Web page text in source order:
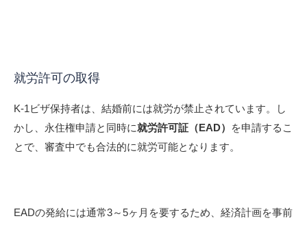
就労許可の取得
K-1ビザ保持者は、結婚前には就労が禁止されています。し
かし、永住権申請と同時に就労許可証（EAD）
を申請するこ
とで、審査中でも合法的に就労可能となります。
EADの発給には通常3～5ヶ月を要するため、経済計画を事前